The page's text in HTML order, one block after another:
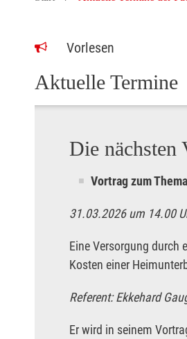
Vorlesen
Aktuelle Termine
Die nächsten
Vortrag zum
31.03.2026 um 14.00
Eine Versorgung durch
Kosten einer
Referent: Ekkehard
Er wird in seinem